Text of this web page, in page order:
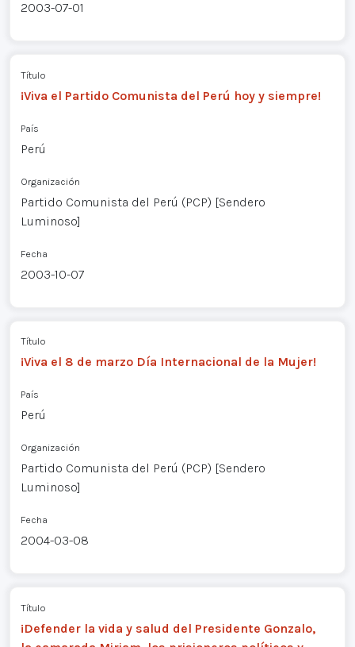
2003-07-01
Título
¡Viva el Partido Comunista del Perú hoy y siempre!
País
Perú
Organización
Partido Comunista del Perú (PCP) [Sendero
Luminoso]
Fecha
2003-10-07
Título
¡Viva el 8 de marzo Día Internacional de la Mujer!
País
Perú
Organización
Partido Comunista del Perú (PCP) [Sendero
Luminoso]
Fecha
2004-03-08
Título
¡Defender la vida y salud del Presidente Gonzalo,